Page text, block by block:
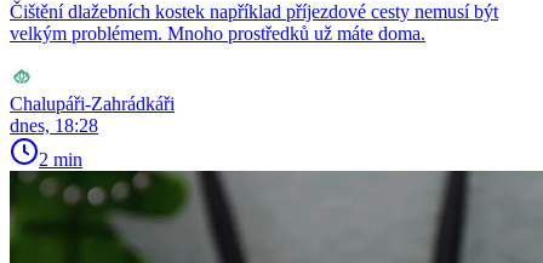
Čištění dlažebních kostek například příjezdové cesty nemusí být
velkým problémem. Mnoho prostředků už máte doma.
Chalupáři-Zahrádkáři
dnes, 18:28
2 min